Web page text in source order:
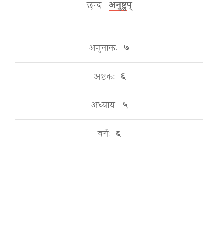
छन्दः अनुष्टुप्
अनुवाकः ७
अष्टकः ६
अध्यायः ५
वर्गः ६